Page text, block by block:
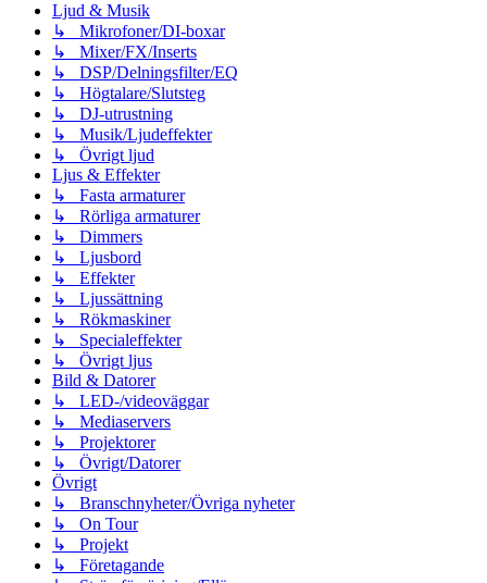
Ljud & Musik
↳ Mikrofoner/DI-boxar
↳ Mixer/FX/Inserts
↳ DSP/Delningsfilter/EQ
↳ Högtalare/Slutsteg
↳ DJ-utrustning
↳ Musik/Ljudeffekter
↳ Övrigt ljud
Ljus & Effekter
↳ Fasta armaturer
↳ Rörliga armaturer
↳ Dimmers
↳ Ljusbord
↳ Effekter
↳ Ljussättning
↳ Rökmaskiner
↳ Specialeffekter
↳ Övrigt ljus
Bild & Datorer
↳ LED-/videoväggar
↳ Mediaservers
↳ Projektorer
↳ Övrigt/Datorer
Övrigt
↳ Branschnyheter/Övriga nyheter
↳ On Tour
↳ Projekt
↳ Företagande